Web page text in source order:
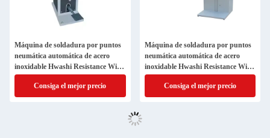
Máquina de soldadura por puntos
neumática automática de acero
inoxidable Hwashi Resistance Wire
Mesh proporcionada
Consiga el mejor precio
Máquina de soldadura por puntos
neumática automática de acero
inoxidable Hwashi Resistance Wire
Mesh proporcionada
Consiga el mejor precio